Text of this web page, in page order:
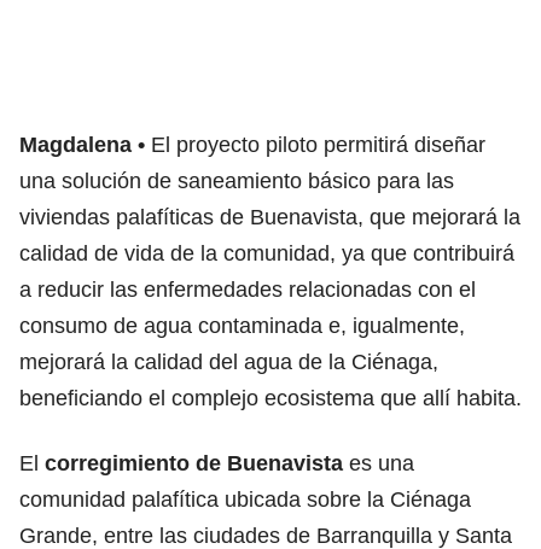
Magdalena
El proyecto piloto permitirá diseñar
una solución de saneamiento básico para las
viviendas palafíticas de Buenavista, que mejorará la
calidad de vida de la comunidad, ya que contribuirá
a reducir las enfermedades relacionadas con el
consumo de agua contaminada e, igualmente,
mejorará la calidad del agua de la Ciénaga,
beneficiando el complejo ecosistema que allí habita.
El corregimiento de Buenavista es una
comunidad palafítica ubicada sobre la Ciénaga
Grande, entre las ciudades de Barranquilla y Santa